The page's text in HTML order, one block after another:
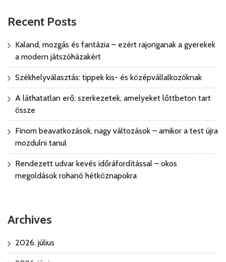
Recent Posts
Kaland, mozgás és fantázia – ezért rajonganak a gyerekek
a modern játszóházakért
Székhelyválasztás: tippek kis- és középvállalkozóknak
A láthatatlan erő: szerkezetek, amelyeket lőttbeton tart
össze
Finom beavatkozások, nagy változások – amikor a test újra
mozdulni tanul
Rendezett udvar kevés időráfordítással – okos
megoldások rohanó hétköznapokra
Archives
2026. július